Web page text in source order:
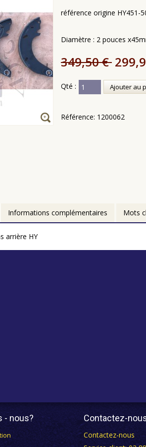
référence origine HY451-
Diamètre : 2 pouces
349,50 €
Qté : Ajouter au
Référence: 1200062
Informations complémentaires Mots
arrière HY
- nous? Contactez-
Contactez-nous